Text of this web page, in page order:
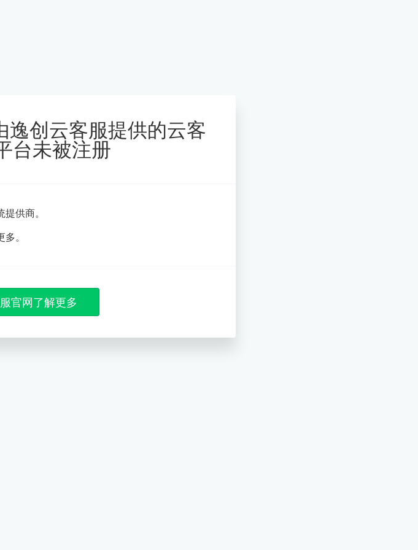
创云客服提供的云客
台未被注册
供商。
。
官网了解更多